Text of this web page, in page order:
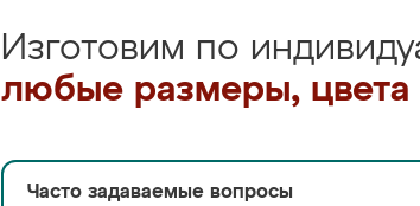
Изготовим по
любые размеры, цвета
Часто задаваемые вопросы